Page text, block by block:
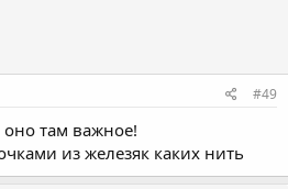
#49
оно там важное!
из железяк каких нить